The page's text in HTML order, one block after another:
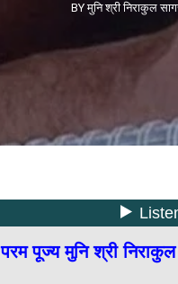
BY मुनि श्री निराकुल
परम पूज्य मुनि श्री निराकुल